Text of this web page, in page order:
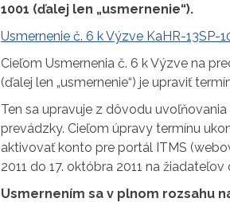
1001 (ďalej len „usmernenie“).
Usmernenie č. 6 k Výzve KaHR-13SP-
Cieľom Usmernenia č. 6 k Výzve na
(ďalej len „usmernenie“) je upraviť
Ten sa upravuje z dôvodu
prevádzky. Cieľom úpravy termínu
aktivovať konto pre portál ITMS
2011 do 17. októbra 2011 na
Usmernením sa v plnom rozsahu